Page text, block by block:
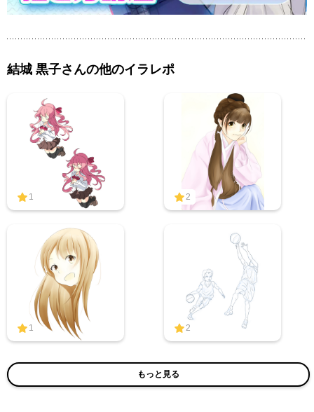
結城 黒子さんの他のイラレポ
1 2
1 2
もっと見る